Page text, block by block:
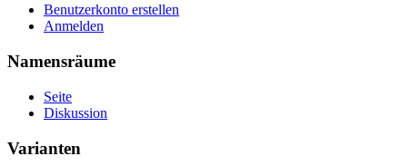
Benutzerkonto erstellen
Anmelden
Namensräume
Seite
Diskussion
Varianten